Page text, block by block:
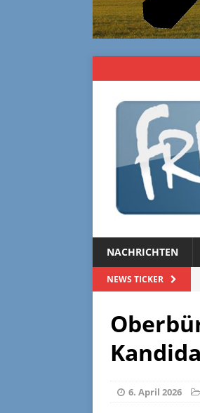
NACHRICHTEN
NEWS TICKER
6. April 2026